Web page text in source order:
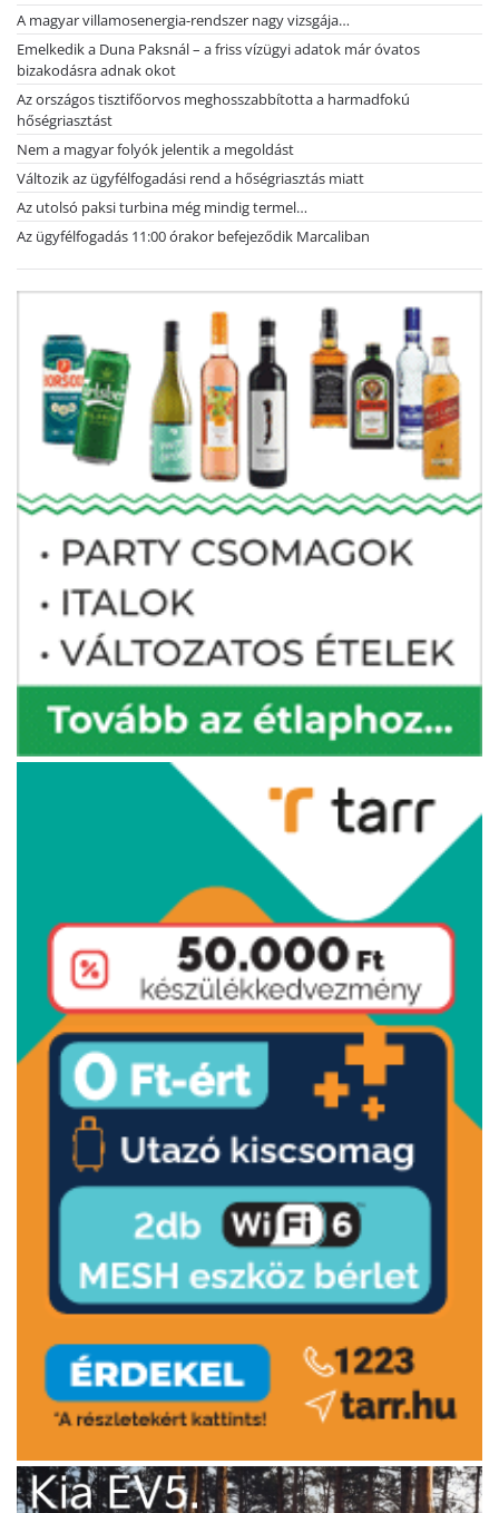
A magyar villamosenergia-rendszer nagy vizsgája…
Emelkedik a Duna Paksnál – a friss vízügyi adatok már óvatos
bizakodásra adnak okot
Az országos tisztifőorvos meghosszabbította a harmadfokú
hőségriasztást
Nem a magyar folyók jelentik a megoldást
Változik az ügyfélfogadási rend a hőségriasztás miatt
Az utolsó paksi turbina még mindig termel…
Az ügyfélfogadás 11:00 órakor befejeződik Marcaliban